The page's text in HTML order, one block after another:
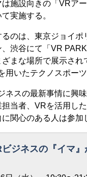
施設向きの「VRア
実施する。
のは、東京ジョイポ
、渋谷にて「VR
ざまな場所で展示され
用いたテクノスポー
スの最新事情に興
担当者、VRを活用し
に関心のある人は参加
ビジネスの『イマ